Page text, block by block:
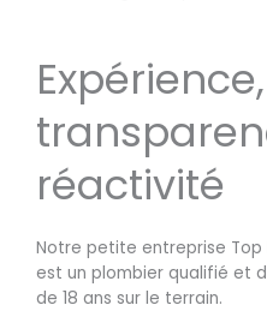
Expérience,
réactivité
Notre petite entreprise Top
est un plombier qualifié et
de 18 ans sur le terrain.